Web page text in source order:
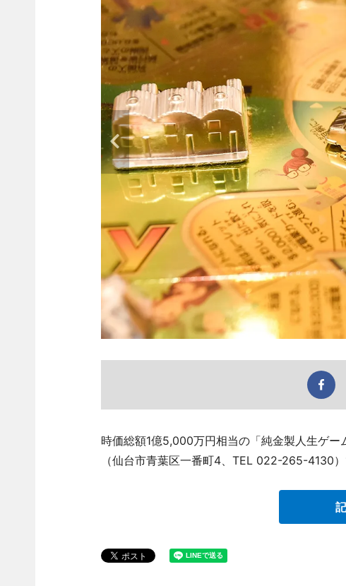
時価総額1億5,000万円相当の「純金製人生ゲ
（仙台市青葉区一番町4、TEL 022-265-4130）